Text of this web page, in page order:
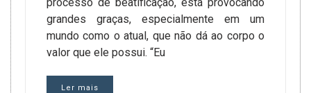
grandes graças, especialmente em um
mundo como o atual, que não dá ao corpo o
valor que ele possui. “Eu
Ler mais